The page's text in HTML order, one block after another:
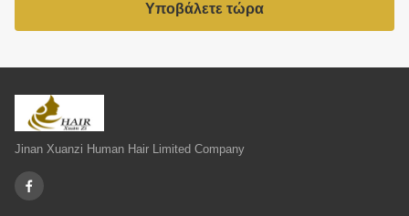
Υποβάλετε τώρα
Jinan Xuanzi Human Hair Limited Company